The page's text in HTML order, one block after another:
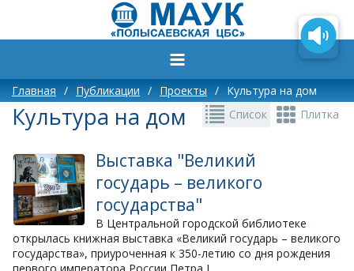
Главная / Публикации / Проекты / Культура на дом
Список
Плитка
Культура на дом
Выставка "Великий
государь – великого
государства"
В Центральной городской библиотеке
открылась книжная выставка «Великий государь – великого
государства», приуроченная к 350-летию со дня рождения